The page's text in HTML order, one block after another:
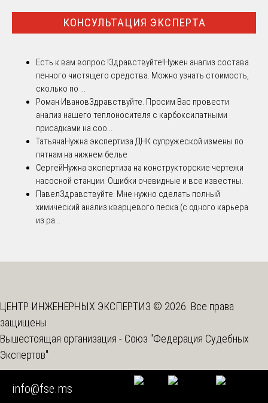
КОНСУЛЬТАЦИЯ ЭКСПЕРТА
Есть к вам вопрос !Здравствуйте!Нужен анализ состава
пенного чистящего средства. Можно узнать стоимость,
сколько по ...
Роман ИвановЗдравствуйте. Просим Вас провести
анализ нашего теплоносителя с карбоксилатными
присадками на соо...
ТатьянаНужна экспертиза ДНК супружеской измены по
пятнам на нижнем белье
СергейНужна экспертиза на конструкторские чертежи
насосной станции. Ошибки очевидные и все известны.
ПавелЗдравствуйте. Мне нужно сделать полный
химический анализ кварцевого песка (с одного карьера
из ра...
ЦЕНТР ИНЖЕНЕРНЫХ ЭКСПЕРТИЗ © 2026. Все права
защищены
Вышестоящая организация - Союз "Федерация Судебных
Экспертов"
info@fse.ms